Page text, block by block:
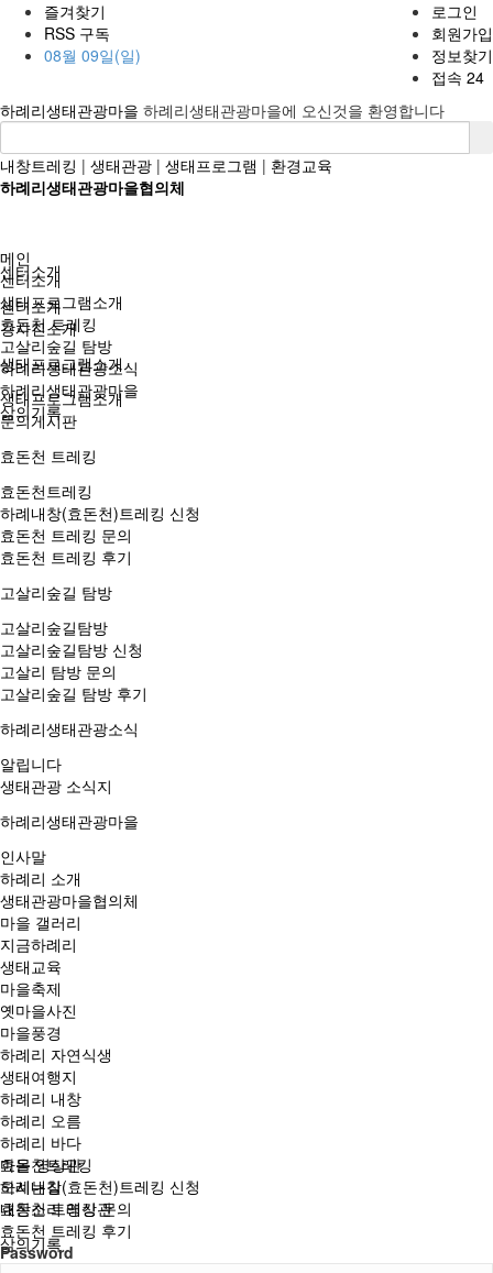
즐겨찾기
RSS 구독
08월 09일(일)
로그인
회원가입
정보찾기
접속 24
하례리생태관광마을 하례리생태관광마을에 오신것을 환영합니다
내창트레킹 | 생태관광 | 생태프로그램 | 환경교육
하례리생태관광마을협의체
센터소개
센터소개
강사진소개
생태프로그램소개
생태프로그램소개
문의게시판
효돈천 트레킹
효돈천트레킹
하례내창(효돈천)트레킹 신청
효돈천 트레킹 문의
효돈천 트레킹 후기
고살리숲길 탐방
고살리숲길탐방
고살리숲길탐방 신청
고살리 탐방 문의
고살리숲길 탐방 후기
하례리생태관광소식
알립니다
생태관광 소식지
하례리생태관광마을
인사말
하례리 소개
생태관광마을협의체
마을 갤러리
지금하례리
생태교육
마을축제
옛마을사진
마을풍경
하례리 자연식생
생태여행지
하례리 내창
하례리 오름
하례리 바다
마을 영상관
오시는길
내창소리 영상관
삶의기록
메인
센터소개
생태프로그램소개
효돈천 트레킹
고살리숲길 탐방
하례리생태관광소식
하례리생태관광마을
삶의기록
효돈천트레킹
하례내창(효돈천)트레킹 신청
효돈천 트레킹 문의
효돈천 트레킹 후기
Password